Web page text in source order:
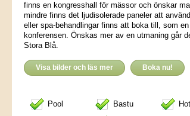
finns en kongresshall för mässor och önskar
mindre finns det ljudisolerade paneler att
eller spa-behandlingar finns att boka till, som
konferensen. Önskas mer av en utmaning går
Stora Blå.
Visa bilder och läs mer Boka nu!
Pool Bastu